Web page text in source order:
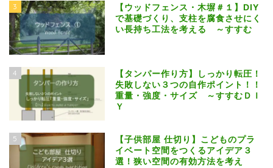
3
【ウッドフェンス・木塀＃１】DIY
で基礎づくり、支柱を腐食させにく
い長持ち工法を考える ～すすむ
4
【タンパー作り方】しっかり転圧！
失敗しない３つの自作ポイント！！
重量・強度・サイズ ～すすむＤＩ
Ｙ
5
【子供部屋 仕切り】こどものプラ
イベート空間をつくるアイデア３
選！狭い空間の有効方法を考え